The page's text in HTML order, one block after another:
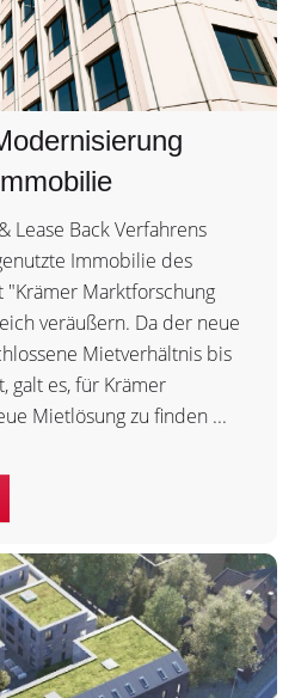
Lease Back Verfahrens
Immobilie des
Marktforschung
veräußern. Da der neue
Mietverhältnis bis
galt es, für Krämer
Mietlösung zu finden ...